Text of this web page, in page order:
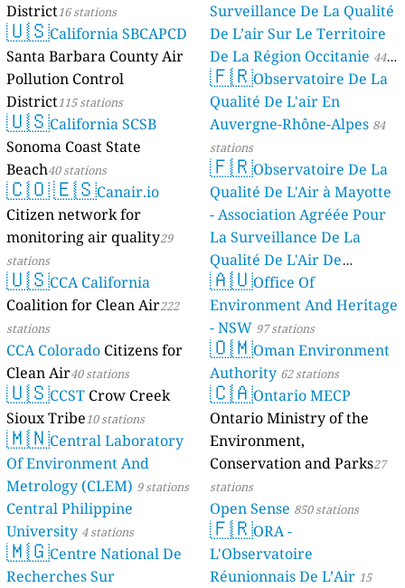
District16 stations
🇺🇸California SBCAPCD
Santa Barbara County Air
Pollution Control
District115 stations
🇺🇸California SCSB
Sonoma Coast State
Beach40 stations
🇨🇴🇪🇸Canair.io
Citizen network for
monitoring air quality29
stations
🇺🇸CCA California
Coalition for Clean Air222
stations
CCA Colorado Citizens for
Clean Air40 stations
🇺🇸CCST Crow Creek
Sioux Tribe10 stations
🇲🇳Central Laboratory
Of Environment And
Metrology (CLEM) 9 stations
Central Philippine
University 4 stations
🇲🇬Centre National De
Recherches Sur
Surveillance De La Qualité
De L’air Sur Le Territoire
De La Région Occitanie 44
stations
🇫🇷Observatoire De La
Qualité De L'air En
Auvergne-Rhône-Alpes 84
stations
🇫🇷Observatoire De La
Qualité De L'Air à Mayotte
- Association Agréée Pour
La Surveillance De La
Qualité De L'Air De
Mayotte 4 stations
🇦🇺Office Of
Environment And Heritage
- NSW 97 stations
🇴🇲Oman Environment
Authority 62 stations
🇨🇦Ontario MECP
Ontario Ministry of the
Environment,
Conservation and Parks27
stations
Open Sense 850 stations
🇫🇷ORA -
L'Observatoire
Réunionnais De L’Air 15